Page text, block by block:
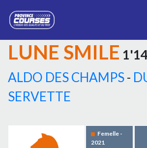
LUNE SMILE
ALDO DES CHAMPS-
SERVETTE
Femelle -
2021